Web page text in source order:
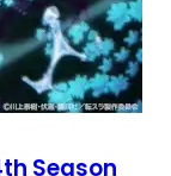
Season